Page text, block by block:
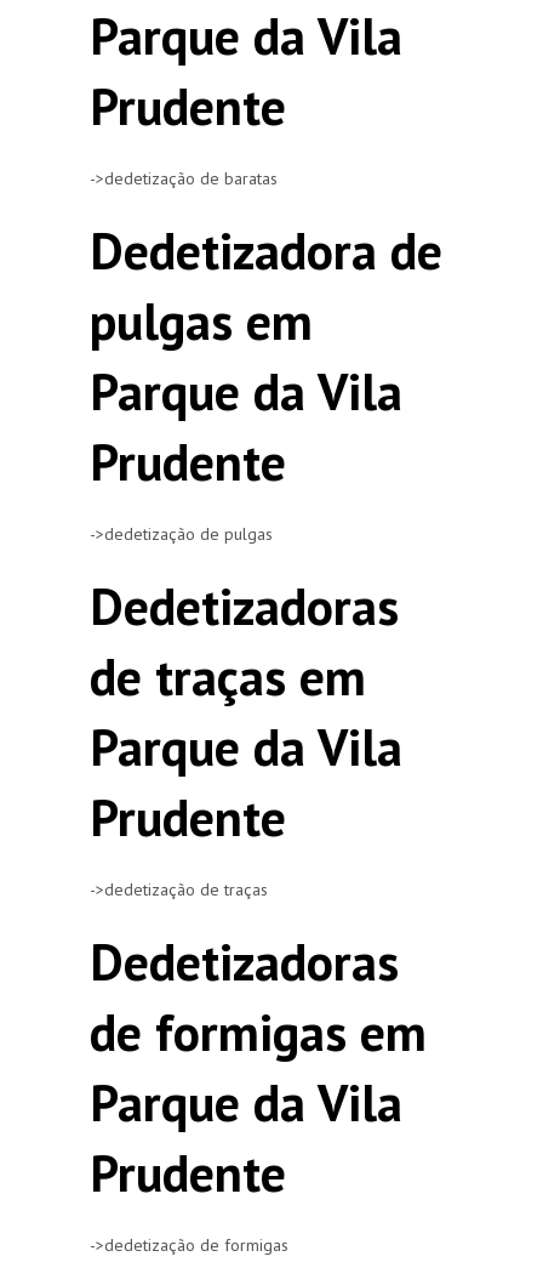
Parque da Vila
Prudente
->dedetização de baratas
Dedetizadora de
pulgas em
Parque da Vila
Prudente
->dedetização de pulgas
Dedetizadoras
de traças em
Parque da Vila
Prudente
->dedetização de traças
Dedetizadoras
de formigas em
Parque da Vila
Prudente
->dedetização de formigas